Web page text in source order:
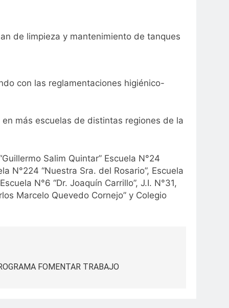
de limpieza y mantenimiento de tanques
con las reglamentaciones higiénico-
más escuelas de distintas regiones de la
Salim Quintar” Escuela N°24
N°224 “Nuestra Sra. del Rosario”, Escuela
N°6 “Dr. Joaquín Carrillo”, J.I. N°31,
Marcelo Quevedo Cornejo” y Colegio
FOMENTAR TRABAJO